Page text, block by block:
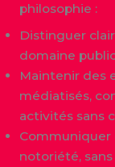
philosophie :
Distinguer
domaine
Maintenir des
médiatisés,
activités sans
Communiquer
notoriété,